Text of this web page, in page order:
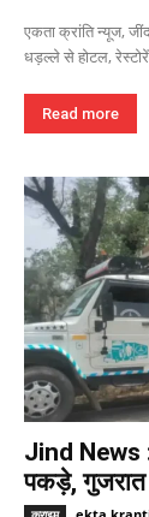
एकता क्रांति न्यूज,
धड़ल्ले से होटल,
Read more
Jind News
पकड़े, गुजरात